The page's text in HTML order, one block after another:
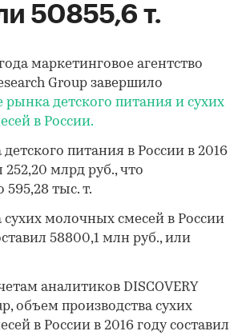
50855,6 т.
маркетинговое агентство
Group завершило
рынка детского питания и сухих
в России.
питания в России в 2016
252,20 млрд руб., что
595,28 тыс. т.
молочных смесей в России
58800,1 млн руб., или
аналитиков DISCOVERY
объем производства сухих
в России в 2016 году составил